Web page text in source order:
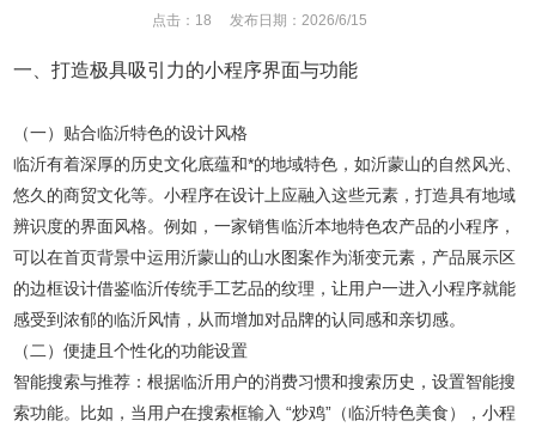
点击： 18 发布日期：2026/6/15
一、打造极具吸引力的小程序界面与功能
（一）贴合临沂特色的设计风格
临沂有着深厚的历史文化底蕴和*的地域特色，如沂蒙山的自然风光、
悠久的商贸文化等。小程序在设计上应融入这些元素，打造具有地域
辨识度的界面风格。例如，一家销售临沂本地特色农产品的小程序，
可以在首页背景中运用沂蒙山的山水图案作为渐变元素，产品展示区
的边框设计借鉴临沂传统手工艺品的纹理，让用户一进入小程序就能
感受到浓郁的临沂风情，从而增加对品牌的认同感和亲切感。
（二）便捷且个性化的功能设置
智能搜索与推荐：根据临沂用户的消费习惯和搜索历史，设置智能搜
索功能。比如，当用户在搜索框输入 “炒鸡”（临沂特色美食），小程